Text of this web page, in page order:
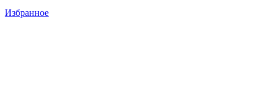
Избранное